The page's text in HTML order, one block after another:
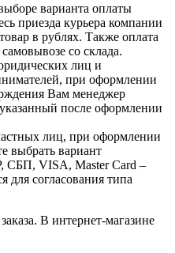
варианта оплаты
приезда курьера компании
в рублях. Также оплата
со склада.
лиц и
при оформлении
Вам менеджер
после оформлении
лиц, при оформлении
выбрать вариант
СБП, VISA, Master Card –
для согласования типа
В интернет-магазине